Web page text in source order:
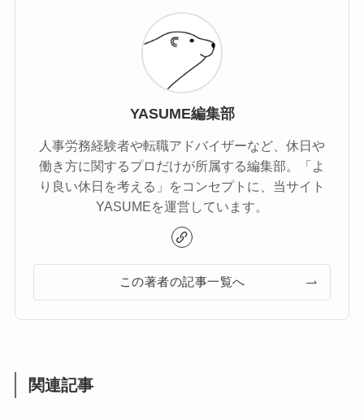
YASUME編集部
人事労務経験者や転職アドバイザーなど、休日や
働き方に関するプロだけが所属する編集部。「よ
り良い休日を考える」をコンセプトに、当サイト
YASUMEを運営しています。
この著者の記事一覧へ
関連記事